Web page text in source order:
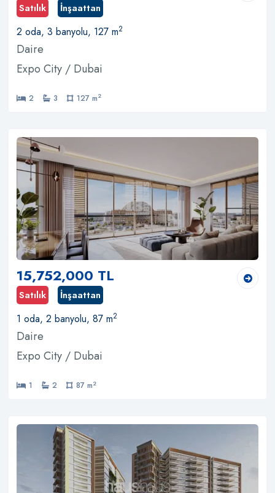
Satılık İnşaattan
2 oda, 3 banyolu, 127 m2
Daire
Expo City / Dubai
2 3 127 m2
15,752,000 TL
Satılık İnşaattan
1 oda, 2 banyolu, 87 m2
Daire
Expo City / Dubai
1 2 87 m2